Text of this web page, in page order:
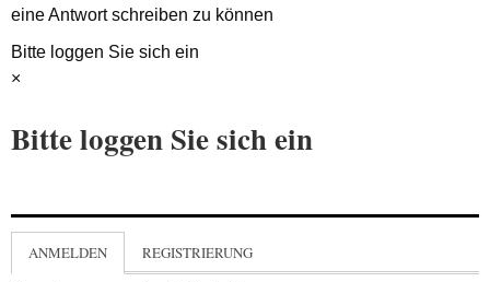
eine Antwort schreiben zu können
Bitte loggen Sie sich ein
×
Bitte loggen Sie sich ein
ANMELDEN REGISTRIERUNG